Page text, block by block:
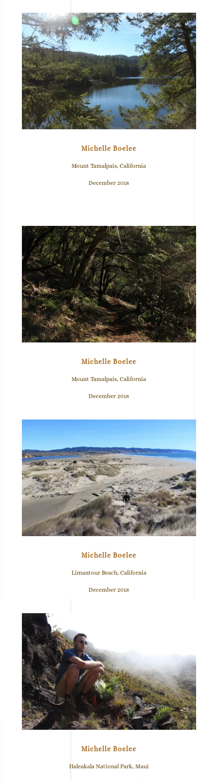
Michelle Boelee
Mount Tamalpais, California
December 2018
Michelle Boelee
Mount Tamalpais, California
December 2018
Michelle Boelee
Limantour Beach, California
December 2018
Michelle Boelee
Haleakala National Park, Maui